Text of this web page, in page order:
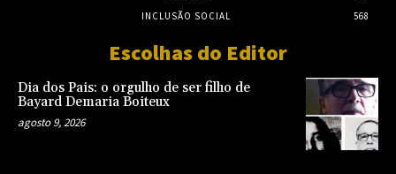
INCLUSÃO SOCIAL
568
Escolhas do Editor
Dia dos Pais: o orgulho de ser filho de
Bayard Demaria Boiteux
agosto 9, 2026